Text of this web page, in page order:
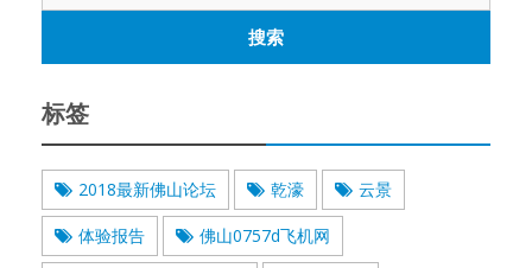
标签
2018最新佛山论坛 乾濠 云景
体验报告 佛山0757d飞机网